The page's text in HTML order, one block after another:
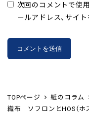
次回のコメントで使
ールアドレス、サイト
TOPページ 紙のコラム
織布 ソフロンとHOS（ホス